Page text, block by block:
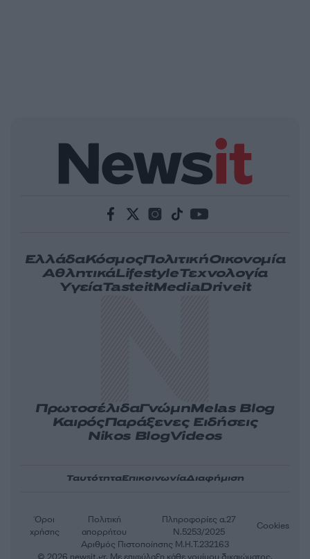
ΕλλάδαΚόσμοςΠολιτικήΟικονομία
ΑθλητικάLifestyleΤεχνολογία
ΥγείαTasteitMediaDriveit
ΠρωτοσέλιδαΓνώμηMelas Blog
ΚαιρόςΠαράξενες Ειδήσεις
Nikos BlogVideos
ΤαυτότηταΕπικοινωνίαΔιαφήμιση
Αριθμός Πιστοποίησης Μ.Η.Τ.232163
Όροι
χρήσης
Πολιτική
απορρήτου
Πληροφορίες α.27
Ν.5253/2025
Cookies